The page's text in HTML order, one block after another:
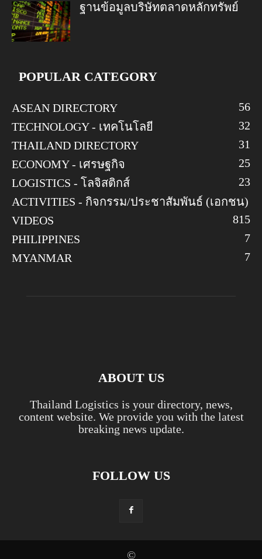
ฐานข้อมูลบริษัทตลาดหลักทรัพย์
POPULAR CATEGORY
ASEAN DIRECTORY
56
TECHNOLOGY - เทคโนโลยี
32
THAILAND DIRECTORY
31
ECONOMY - เศรษฐกิจ
25
LOGISTICS - โลจิสติกส์
23
ACTIVITIES - กิจกรรม/ประชาสัมพันธ์ (เอกชน)
15
VIDEOS
8
PHILIPPINES
7
MYANMAR
7
ABOUT US
Thailand Logistics is your directory, news,
content website. We provide you with the latest
breaking news update.
FOLLOW US
©